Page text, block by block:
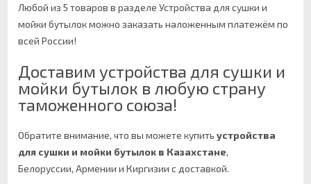
Любой из 5 товаров в разделе Устройства для сушки и
мойки бутылок можно заказать наложенным платежём по
всей России!
Доставим устройства для сушки и
мойки бутылок в любую страну
таможенного союза!
Обратите внимание, что вы можете купить устройства
для сушки и мойки бутылок в Казахстане,
Белоруссии, Армении и Киргизии с доставкой.